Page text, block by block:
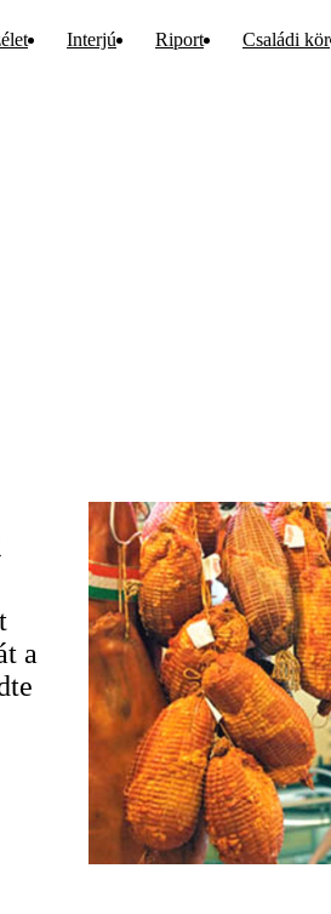
Interjú Riport Családi kör
a